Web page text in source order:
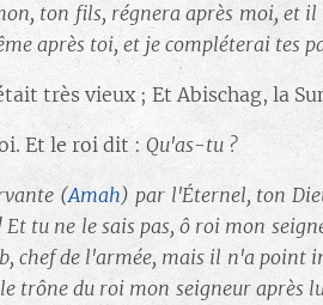
ton fils, régnera après moi, et
après toi, et je compléterai tes
très vieux ; Et Abischag, la
Et le roi dit : Qu'as-tu ?
(Amah) par l'Éternel, ton
tu ne le sais pas, ô roi mon
chef de l'armée, mais il n'a point
trône du roi mon seigneur après